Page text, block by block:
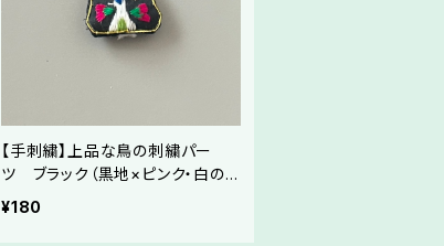
【手刺繍】上品な鳥の刺繍パー
ツ ブラック（黒地×ピンク・白の
刺繍）（全9色）／メドゥプ・ハンドメ
¥180